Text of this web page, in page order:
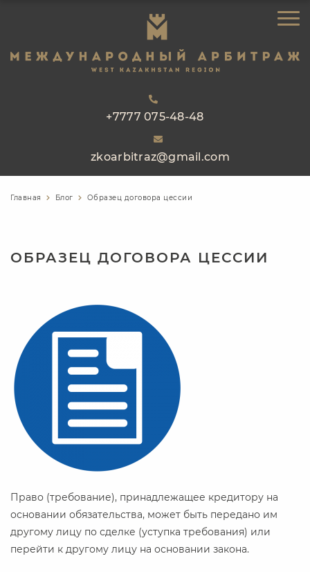
+7777 075-48-48
zkoarbitraz@gmail.com
ГЛАВНАЯ
ОБ АРБИТРАЖЕ
РЕЕСТР АРБИТРОВ
ПРАКТИКА
КОНТАКТЫ
Главная Блог Образец договора цессии
ОБРАЗЕЦ ДОГОВОРА ЦЕССИИ
Право (требование), принадлежащее кредитору на
основании обязательства, может быть передано им
другому лицу по сделке (уступка требования) или
перейти к другому лицу на основании закона.